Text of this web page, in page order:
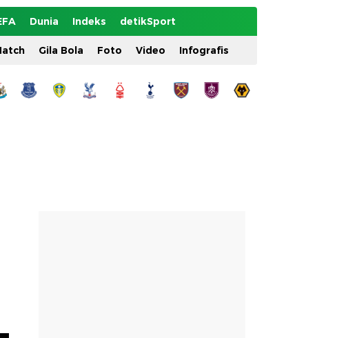
Dunia Indeks detikSport
Gila Bola Foto Video Infografis